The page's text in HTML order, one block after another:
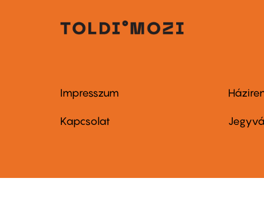
Footer
menu
Impresszum
Kapcsolat